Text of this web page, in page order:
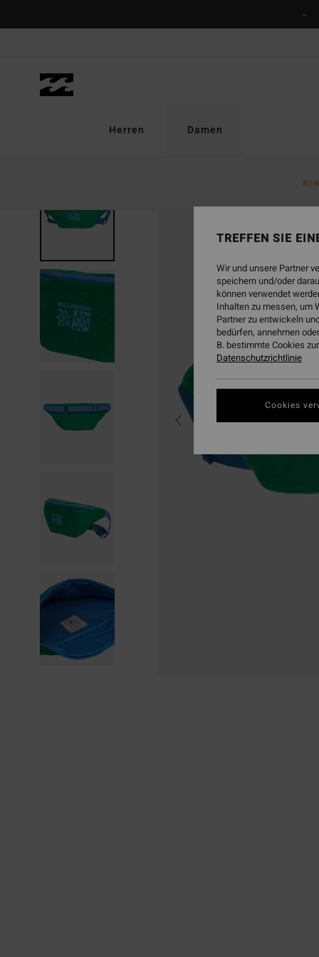
Herren Damen
TREFFEN SIE
Wir und unsere Partner
speichern und/oder
können verwendet
Inhalten zu messen, um
Partner zu entwickeln
bedürfen, annehmen
B. bestimmte Cookies
Datenschutzrichtlinie
Cookies